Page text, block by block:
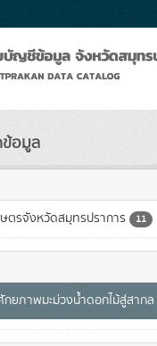
อมูล
ตรจังหวัดสมุทรปราการ 11
ยภาพมะม่วงน้ำดอกไม้สู่สากล